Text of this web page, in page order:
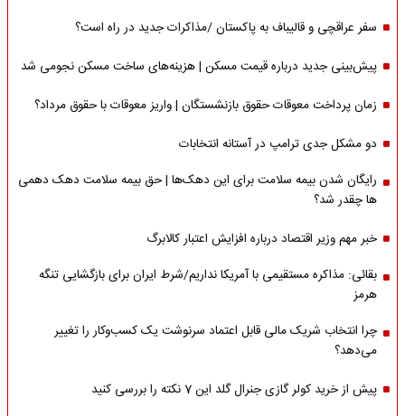
سفر عراقچی و قالیباف به پاکستان /مذاکرات جدید در راه است؟
پیش‌بینی جدید درباره قیمت مسکن | هزینه‌های ساخت مسکن نجومی شد
زمان پرداخت معوقات حقوق بازنشستگان | واریز معوقات با حقوق مرداد؟
دو مشکل جدی ترامپ در آستانه انتخابات
رایگان شدن بیمه سلامت برای این دهک‌ها | حق بیمه‌ سلامت دهک دهمی
ها چقدر شد؟
خبر مهم وزیر اقتصاد درباره افزایش اعتبار کالابرگ
بقائی: مذاکره مستقیمی با آمریکا نداریم/شرط ایران برای بازگشایی تنگه
هرمز
چرا انتخاب شریک مالی قابل اعتماد سرنوشت یک کسب‌وکار را تغییر
می‌دهد؟
پیش از خرید کولر گازی جنرال گلد این 7 نکته را بررسی کنید